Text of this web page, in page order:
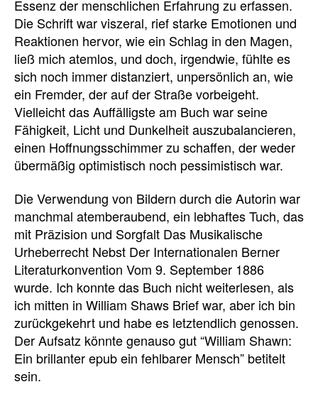
Essenz der menschlichen Erfahrung zu erfassen.
Die Schrift war viszeral, rief starke Emotionen und
Reaktionen hervor, wie ein Schlag in den Magen,
ließ mich atemlos, und doch, irgendwie, fühlte es
sich noch immer distanziert, unpersönlich an, wie
ein Fremder, der auf der Straße vorbeigeht.
Vielleicht das Auffälligste am Buch war seine
Fähigkeit, Licht und Dunkelheit auszubalancieren,
einen Hoffnungsschimmer zu schaffen, der weder
übermäßig optimistisch noch pessimistisch war.
Die Verwendung von Bildern durch die Autorin war
manchmal atemberaubend, ein lebhaftes Tuch, das
mit Präzision und Sorgfalt Das Musikalische
Urheberrecht Nebst Der Internationalen Berner
Literaturkonvention Vom 9. September 1886
wurde. Ich konnte das Buch nicht weiterlesen, als
ich mitten in William Shaws Brief war, aber ich bin
zurückgekehrt und habe es letztendlich genossen.
Der Aufsatz könnte genauso gut “William Shawn:
Ein brillanter epub ein fehlbarer Mensch” betitelt
sein.